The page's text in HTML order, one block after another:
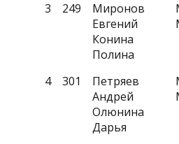
3 249
Миронов
Евгений
Конина
Полина
4 301
Петряев
Андрей
Олюнина
Дарья